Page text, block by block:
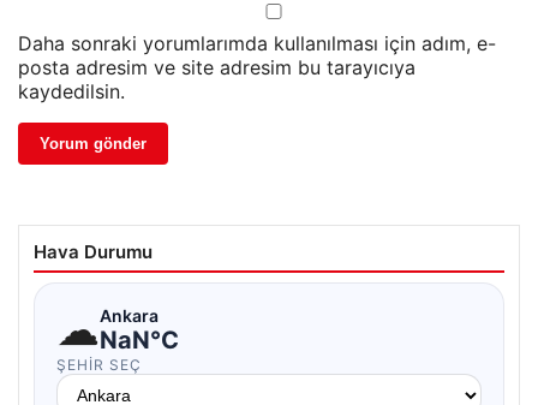
Daha sonraki yorumlarımda kullanılması için adım, e-
posta adresim ve site adresim bu tarayıcıya
kaydedilsin.
Hava Durumu
☁Ankara
NaN°C
ŞEHIR SEÇ